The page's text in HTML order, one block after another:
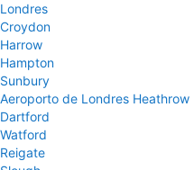
Londres
Croydon
Harrow
Hampton
Sunbury
Aeroporto de Londres Heathrow
Dartford
Watford
Reigate